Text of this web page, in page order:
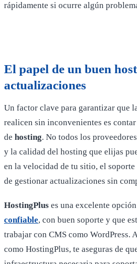
rápidamente si ocurre algún
El papel de un buen
actualizaciones
Un factor clave para garantizar que
realicen sin inconvenientes es
de hosting. No todos los
y la calidad del hosting que elijas
en la velocidad de tu sitio, el
de gestionar actualizaciones sin
HostingPlus es una excelente
confiable, con buen soporte y que
trabajar con CMS como WordPress.
como HostingPlus, te aseguras de